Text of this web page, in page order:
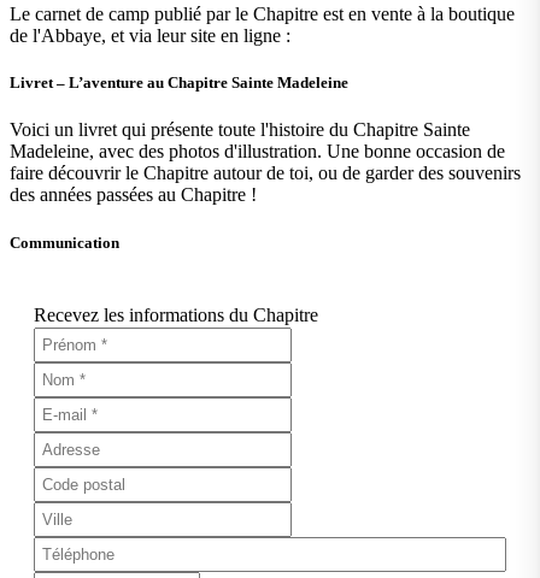
Le carnet de camp publié par le Chapitre est en vente à la boutique
de l'Abbaye, et via leur site en ligne :
Livret – L’aventure au Chapitre Sainte Madeleine
Voici un livret qui présente toute l'histoire du Chapitre Sainte
Madeleine, avec des photos d'illustration. Une bonne occasion de
faire découvrir le Chapitre autour de toi, ou de garder des souvenirs
des années passées au Chapitre !
Communication
Recevez les informations du Chapitre